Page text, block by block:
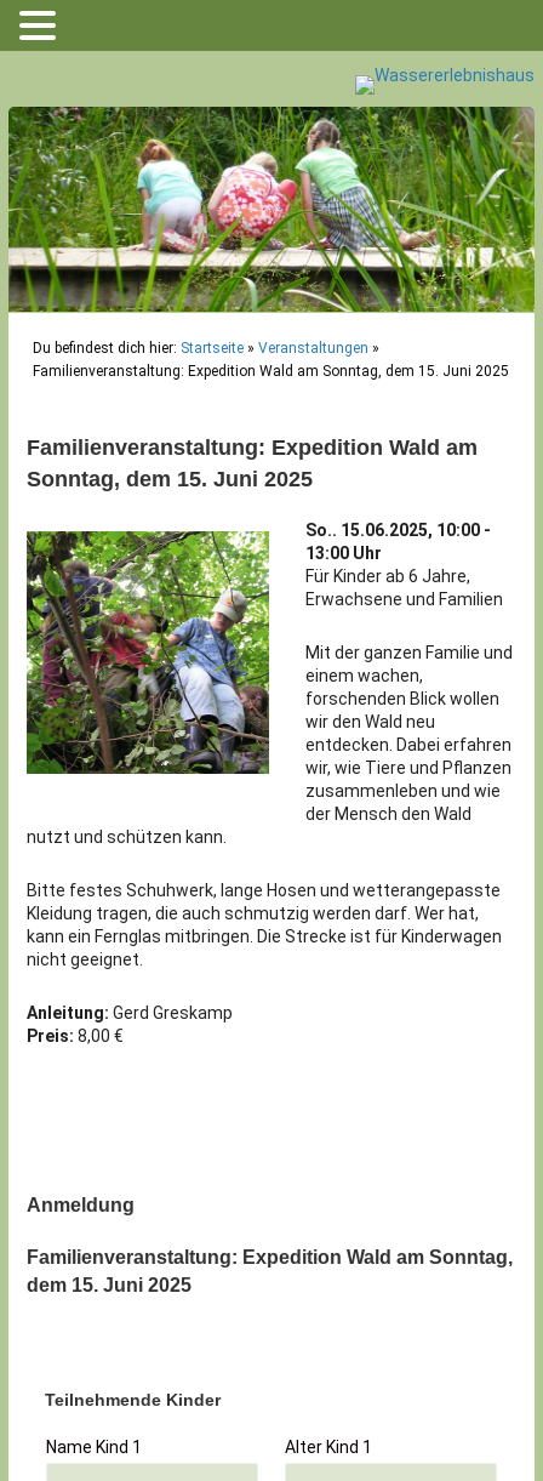
Du befindest dich hier: Startseite » Veranstaltungen »
Familienveranstaltung: Expedition Wald am Sonntag, dem 15. Juni 2025
Familienveranstaltung: Expedition Wald am
Sonntag, dem 15. Juni 2025
So.. 15.06.2025, 10:00 -
13:00 Uhr
Für Kinder ab 6 Jahre,
Erwachsene und Familien
Mit der ganzen Familie und
einem wachen,
forschenden Blick wollen
wir den Wald neu
entdecken. Dabei erfahren
wir, wie Tiere und Pflanzen
zusammenleben und wie
der Mensch den Wald
nutzt und schützen kann.
Bitte festes Schuhwerk, lange Hosen und wetterangepasste
Kleidung tragen, die auch schmutzig werden darf. Wer hat,
kann ein Fernglas mitbringen. Die Strecke ist für Kinderwagen
nicht geeignet.
Anleitung: Gerd Greskamp
Preis: 8,00 €
Anmeldung
Familienveranstaltung: Expedition Wald am Sonntag,
dem 15. Juni 2025
Teilnehmende Kinder
Name Kind 1 Alter Kind 1